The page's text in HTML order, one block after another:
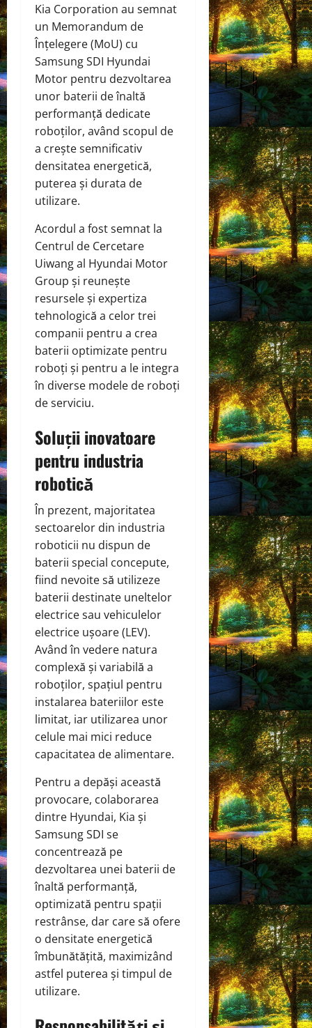
Kia Corporation au semnat
un Memorandum de
Înțelegere (MoU) cu
Samsung SDI Hyundai
Motor pentru dezvoltarea
unor baterii de înaltă
performanță dedicate
roboților, având scopul de
a crește semnificativ
densitatea energetică,
puterea și durata de
utilizare.
Acordul a fost semnat la
Centrul de Cercetare
Uiwang al Hyundai Motor
Group și reunește
resursele și expertiza
tehnologică a celor trei
companii pentru a crea
baterii optimizate pentru
roboți și pentru a le integra
în diverse modele de roboți
de serviciu.
Soluții inovatoare
pentru industria
robotică
În prezent, majoritatea
sectoarelor din industria
roboticii nu dispun de
baterii special concepute,
fiind nevoite să utilizeze
baterii destinate uneltelor
electrice sau vehiculelor
electrice ușoare (LEV).
Având în vedere natura
complexă și variabilă a
roboților, spațiul pentru
instalarea bateriilor este
limitat, iar utilizarea unor
celule mai mici reduce
capacitatea de alimentare.
Pentru a depăși această
provocare, colaborarea
dintre Hyundai, Kia și
Samsung SDI se
concentrează pe
dezvoltarea unei baterii de
înaltă performanță,
optimizată pentru spații
restrânse, dar care să ofere
o densitate energetică
îmbunătățită, maximizând
astfel puterea și timpul de
utilizare.